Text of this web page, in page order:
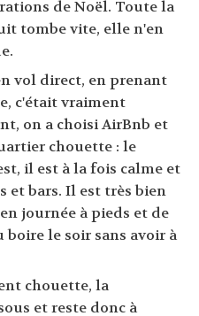
de Noël. Toute la
tombe vite, elle n'en
vol direct, en prenant
c'était vraiment
on a choisi AirBnb et
chouette : le
il est à la fois calme et
et bars. Il est très bien
journée à pieds et de
le soir sans avoir à
chouette, la
et reste donc à